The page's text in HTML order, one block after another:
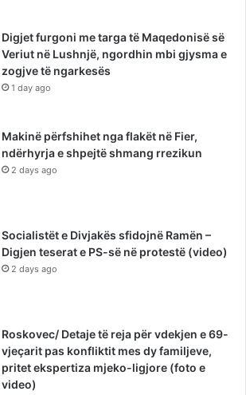
Digjet furgoni me targa të Maqedonisë së
Veriut në Lushnjë, ngordhin mbi gjysma e
zogjve të ngarkesës
1 day ago
Makinë përfshihet nga flakët në Fier,
ndërhyrja e shpejtë shmang rrezikun
2 days ago
Socialistët e Divjakës sfidojnë Ramën –
Digjen teserat e PS-së në protestë (video)
2 days ago
Roskovec/ Detaje të reja për vdekjen e 69-
vjeçarit pas konfliktit mes dy familjeve,
pritet ekspertiza mjeko-ligjore (foto e
video)